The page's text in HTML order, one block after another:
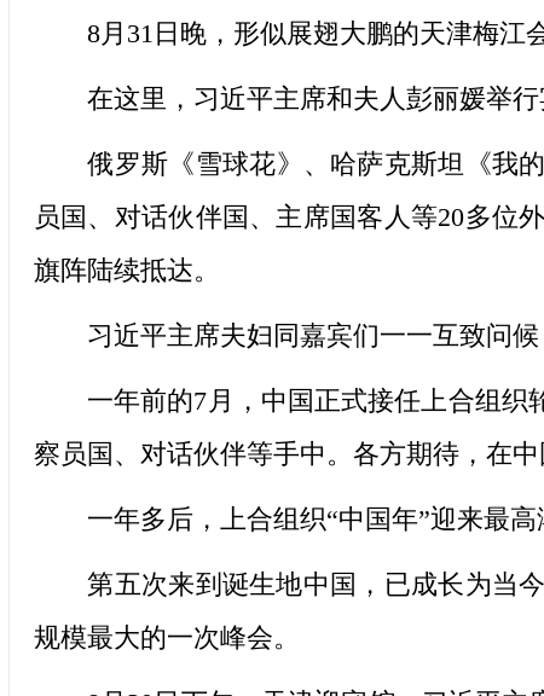
8月31日晚，形似展翅大鹏的天津梅江会
在这里，习近平主席和夫人彭丽媛举行
俄罗斯《雪球花》、哈萨克斯坦《我的
员国、对话伙伴国、主席国客人等20多位
旗阵陆续抵达。
习近平主席夫妇同嘉宾们一一互致问候
一年前的7月，中国正式接任上合组织
察员国、对话伙伴等手中。各方期待，在
一年多后，上合组织“中国年”迎来最
第五次来到诞生地中国，已成长为当今
规模最大的一次峰会。